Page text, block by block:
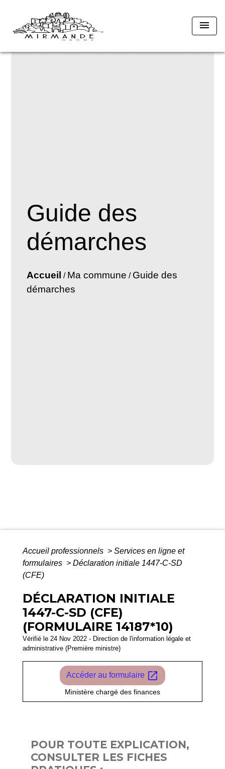
menu
Guide des
démarches
Accueil / Ma commune / Guide des
démarches
Accueil professionnels > Services en ligne et
formulaires > Déclaration initiale 1447-C-SD
(CFE)
DÉCLARATION INITIALE
1447-C-SD (CFE)
(FORMULAIRE 14187*10)
Vérifié le 24 Nov 2022 - Direction de l'information légale et
administrative (Première ministre)
Accéder au formulaire open_in_new
Ministère chargé des finances
POUR TOUTE EXPLICATION,
CONSULTER LES FICHES